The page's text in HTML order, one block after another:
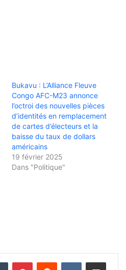
Bukavu : L’Alliance Fleuve
Congo AFC-M23 annonce
l’octroi des nouvelles pièces
d’identités en remplacement
de cartes d’électeurs et la
baisse du taux de dollars
américains
19 février 2025
Dans "Politique"